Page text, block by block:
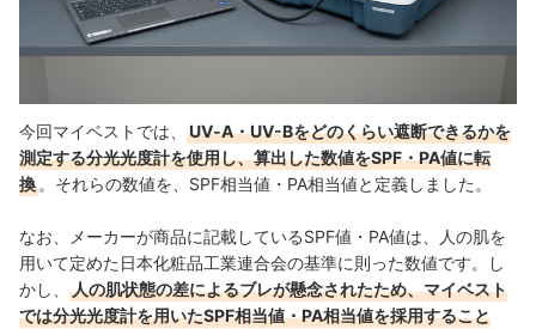
今回マイベストでは、
UV‐A・UV-Bをどのくらい遮断できるかを
測定する分光光度計を使用し、算出した数値をSPF・PA値に転
換 。それらの数値を、SPF相当値・PA相当値と定義しました。
なお、メーカーが商品に記載しているSPF値・PA値は、人の肌を
用いて定めた日本化粧品工業連合会の基準に則った数値です。し
かし、
人の肌状態の差によるブレが懸念されたため、マイベスト
では分光光度計を用いたSPF相当値・PA相当値を採用すること